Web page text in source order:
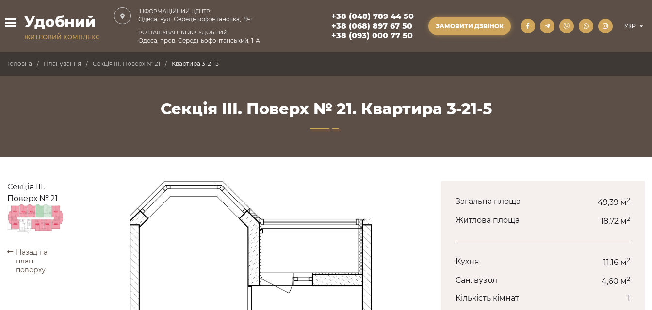
Удобний
ЖИТЛОВИЙ КОМПЛЕКС
ІНФОРМАЦІЙНИЙ ЦЕНТР:
Одеса, вул. Середньофонтанська, 19-г
РОЗТАШУВАННЯ ЖК УДОБНИЙ
Одеса, пров. Середньофонтанський, 1-А
+38 (048) 789 44 50
+38 (068) 897 67 50
+38 (093) 000 77 50
ЗАМОВИТИ ДЗВІНОК
Головна Планування Секція III. Поверх № 21 Квартира 3-21-5
Секція III. Поверх № 21. Квартира 3-21-5
Секція III.
Поверх № 21
ПРОДАНО
Назад на
план
поверху
Загальна площа 49,39 м2
Житлова площа 18,72 м2
Кухня 11,16 м2
Сан. вузол 4,60 м2
Кількість кімнат 1